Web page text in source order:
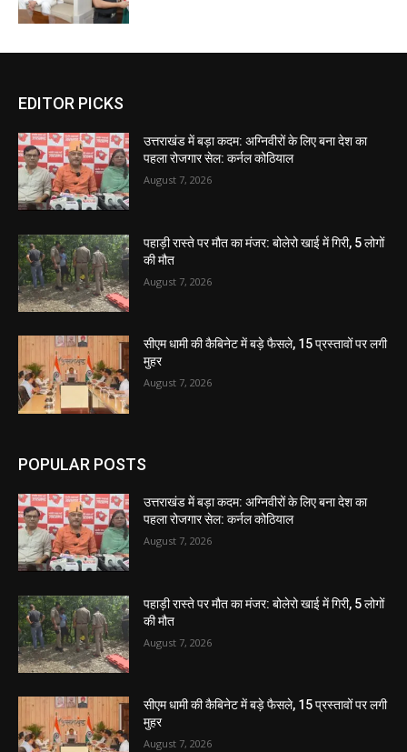
EDITOR PICKS
उत्तराखंड में बड़ा कदम: अग्निवीरों के लिए बना देश का
पहला रोजगार सेल: कर्नल कोठियाल
August 7, 2026
पहाड़ी रास्ते पर मौत का मंजर: बोलेरो खाई में गिरी, 5 लोगों
की मौत
August 7, 2026
सीएम धामी की कैबिनेट में बड़े फैसले, 15 प्रस्तावों पर लगी
मुहर
August 7, 2026
POPULAR POSTS
उत्तराखंड में बड़ा कदम: अग्निवीरों के लिए बना देश का
पहला रोजगार सेल: कर्नल कोठियाल
August 7, 2026
पहाड़ी रास्ते पर मौत का मंजर: बोलेरो खाई में गिरी, 5 लोगों
की मौत
August 7, 2026
सीएम धामी की कैबिनेट में बड़े फैसले, 15 प्रस्तावों पर लगी
मुहर
August 7, 2026